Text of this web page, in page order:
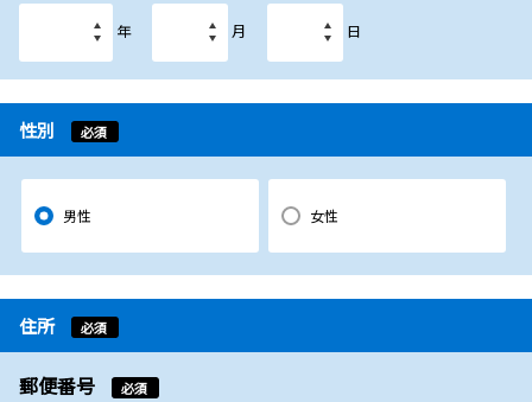
年 月 日
性別 必須
男性 女性
住所 必須
郵便番号 必須